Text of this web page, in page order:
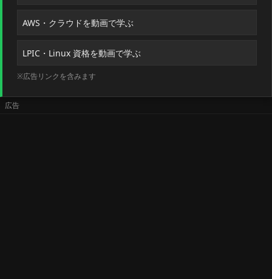
AWS・クラウドを動画で学ぶ
LPIC・Linux 資格を動画で学ぶ
※広告リンクを含みます